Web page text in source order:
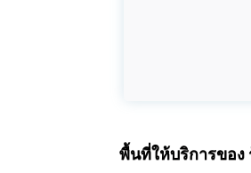
พื้นที่ให้บริการของ